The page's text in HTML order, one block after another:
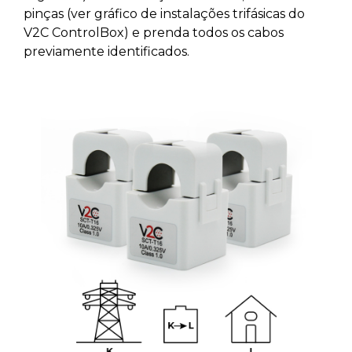
pinças (ver gráfico de instalações trifásicas do
V2C ControlBox) e prenda todos os cabos
previamente identificados.